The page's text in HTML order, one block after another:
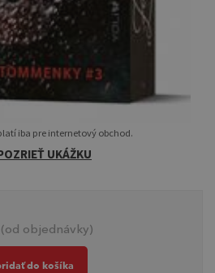
iba pre internetový obchod.
UKÁŽKU
(od objednávky)
do košíka